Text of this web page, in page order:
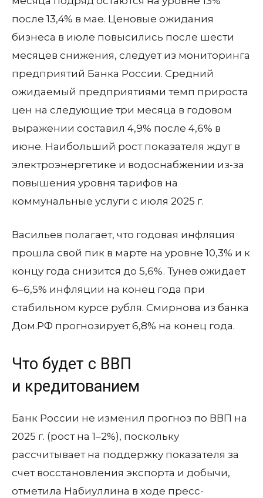
после 13,4% в мае. Ценовые ожидания
бизнеса в июле повысились после шести
месяцев снижения, следует из мониторинга
предприятий Банка России. Средний
ожидаемый предприятиями темп прироста
цен на следующие три месяца в годовом
выражении составил 4,9% после 4,6% в
июне. Наибольший рост показателя ждут в
электроэнергетике и водоснабжении из-за
повышения уровня тарифов на
коммунальные услуги с июля 2025 г.
Васильев полагает, что годовая инфляция
прошла свой пик в марте на уровне 10,3% и к
концу года снизится до 5,6%. Тунев ожидает
6–6,5% инфляции на конец года при
стабильном курсе рубля. Смирнова из банка
Дом.РФ прогнозирует 6,8% на конец года.
Что будет с ВВП
и кредитованием
Банк России не изменил прогноз по ВВП на
2025 г. (рост на 1–2%), поскольку
рассчитывает на поддержку показателя за
счет восстановления экспорта и добычи,
отметила Набиуллина в ходе пресс-